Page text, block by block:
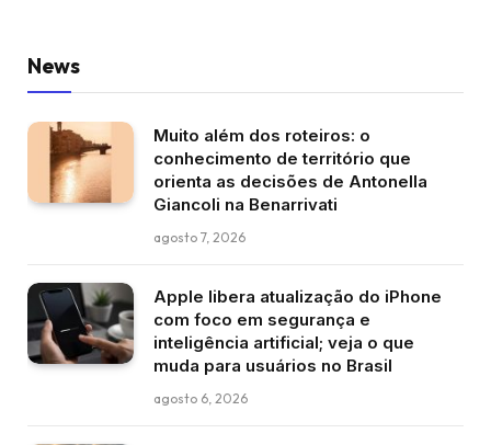
News
Muito além dos roteiros: o
conhecimento de território que
orienta as decisões de Antonella
Giancoli na Benarrivati
agosto 7, 2026
Apple libera atualização do iPhone
com foco em segurança e
inteligência artificial; veja o que
muda para usuários no Brasil
agosto 6, 2026